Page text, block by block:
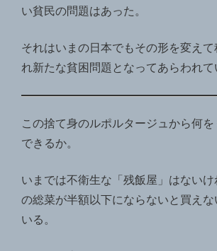
い貧民の問題はあった。
それはいまの日本でもその形を変え
れ新たな貧困問題となってあらわれて
この捨て身のルポルタージュから何
できるか。
いまでは不衛生な「残飯屋」はない
の総菜が半額以下にならないと買えな
いる。